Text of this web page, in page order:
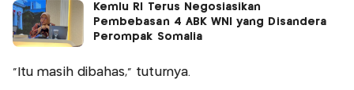
Kemlu RI Terus Negosiasikan
Pembebasan 4 ABK WNI yang Disandera
Perompak Somalia
"Itu masih dibahas," tuturnya.